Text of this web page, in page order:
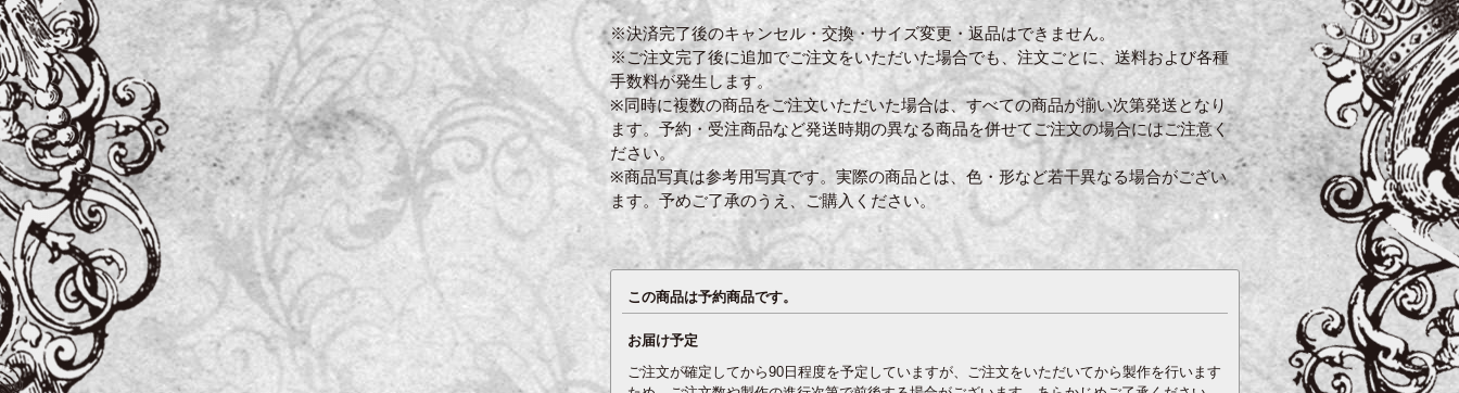
※決済完了後のキャンセル・交換・サイズ変更・返品はできません。
※ご注文完了後に追加でご注文をいただいた場合でも、注文ごとに、送料および各種
手数料が発生します。
※同時に複数の商品をご注文いただいた場合は、すべての商品が揃い次第発送となり
ます。予約・受注商品など発送時期の異なる商品を併せてご注文の場合にはご注意く
ださい。
※商品写真は参考用写真です。実際の商品とは、色・形など若干異なる場合がござい
ます。予めご了承のうえ、ご購入ください。
この商品は予約商品です。
お届け予定
ご注文が確定してから90日程度を予定していますが、ご注文をいただいてから製作を行います